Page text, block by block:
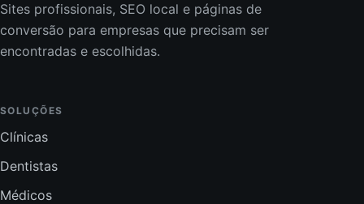
Sites profissionais, SEO local e páginas de
conversão para empresas que precisam ser
encontradas e escolhidas.
SOLUÇÕES
Clínicas
Dentistas
Médicos